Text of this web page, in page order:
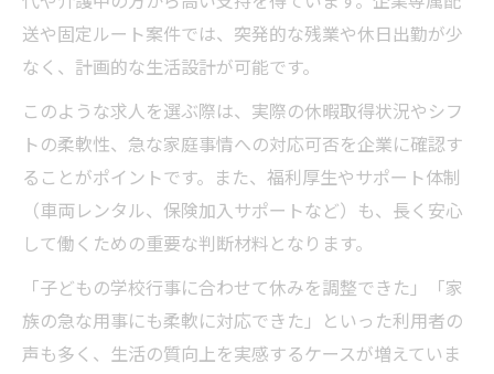
送や固定ルート案件では、突発的な残業や休日出勤が少
なく、計画的な生活設計が可能です。
このような求人を選ぶ際は、実際の休暇取得状況やシフ
トの柔軟性、急な家庭事情への対応可否を企業に確認す
ることがポイントです。また、福利厚生やサポート体制
（車両レンタル、保険加入サポートなど）も、長く安心
して働くための重要な判断材料となります。
「子どもの学校行事に合わせて休みを調整できた」「家
族の急な用事にも柔軟に対応できた」といった利用者の
声も多く、生活の質向上を実感するケースが増えていま